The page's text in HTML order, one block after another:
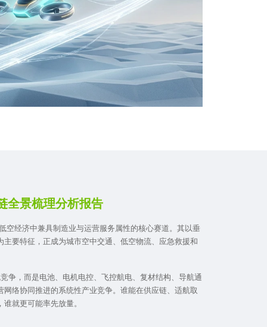
全景梳理分析报告
空经济中兼具制造业与运营服务属性的核心赛道。其以垂
要特征，正成为城市空中交通、低空物流、应急救援和
争，而是电池、电机电控、飞控航电、复材结构、导航通
络协同推进的系统性产业竞争。谁能在供应链、适航取
就更可能率先放量。